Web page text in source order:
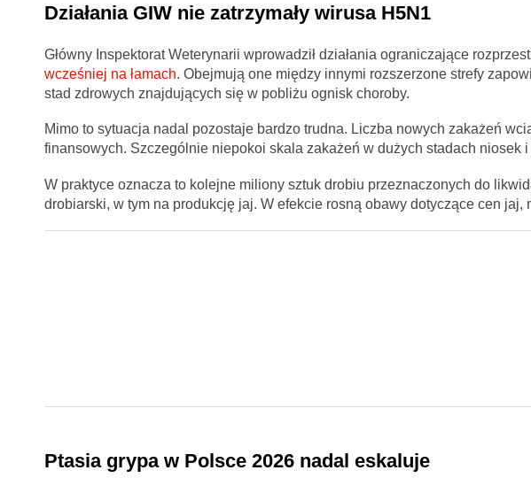
Działania GIW nie zatrzymały wirusa H5N1
Główny Inspektorat Weterynarii wprowadził działania ograniczające
wcześniej na łamach. Obejmują one między innymi rozszerzone strefy
stad zdrowych znajdujących się w pobliżu ognisk choroby.
Mimo to sytuacja nadal pozostaje bardzo trudna. Liczba nowych zakażeń
finansowych. Szczególnie niepokoi skala zakażeń w dużych stadach niosek i
W praktyce oznacza to kolejne miliony sztuk drobiu przeznaczonych do
drobiarski, w tym na produkcję jaj. W efekcie rosną obawy dotyczące cen jaj,
Ptasia grypa w Polsce 2026 nadal eskaluje